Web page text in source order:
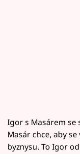
Igor s Masárem se
Masár chce, aby
byznysu. To Igor